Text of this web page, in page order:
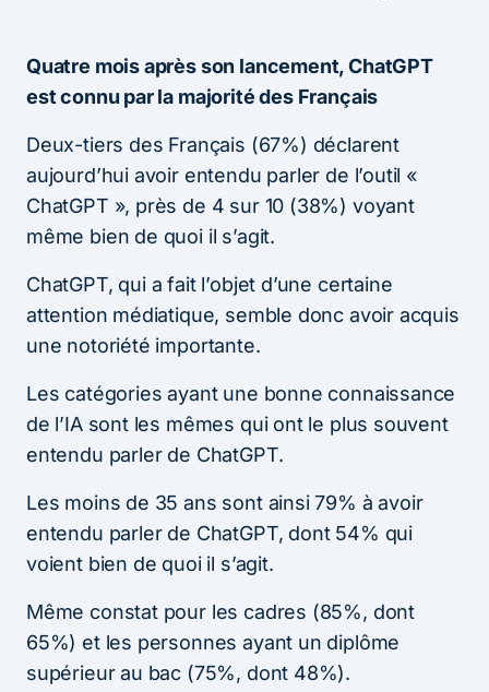
Quatre mois après son lancement, ChatGPT
est connu par la majorité des Français
Deux-tiers des Français (67%) déclarent
aujourd’hui avoir entendu parler de l’outil «
ChatGPT », près de 4 sur 10 (38%) voyant
même bien de quoi il s’agit.
ChatGPT, qui a fait l’objet d’une certaine
attention médiatique, semble donc avoir acquis
une notoriété importante.
Les catégories ayant une bonne connaissance
de l’IA sont les mêmes qui ont le plus souvent
entendu parler de ChatGPT.
Les moins de 35 ans sont ainsi 79% à avoir
entendu parler de ChatGPT, dont 54% qui
voient bien de quoi il s’agit.
Même constat pour les cadres (85%, dont
65%) et les personnes ayant un diplôme
supérieur au bac (75%, dont 48%).